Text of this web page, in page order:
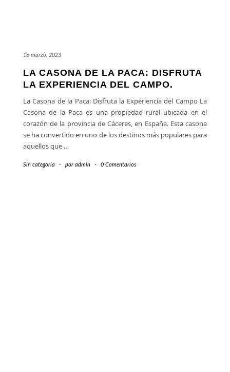
16 marzo, 2023
LA CASONA DE LA PACA: DISFRUTA
LA EXPERIENCIA DEL CAMPO.
La Casona de la Paca: Disfruta la Experiencia del Campo La
Casona de la Paca es una propiedad rural ubicada en el
corazón de la provincia de Cáceres, en España. Esta casona
se ha convertido en uno de los destinos más populares para
aquellos que …
Sin categoría - por admin - 0 Comentarios